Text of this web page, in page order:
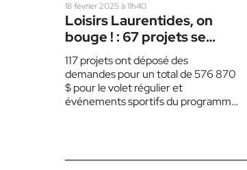
18 février 2025 à 11h40
Loisirs Laurentides, on
bouge ! : 67 projets se
partagent 282 435 $
117 projets ont déposé des
demandes pour un total de 576 870
$ pour le volet régulier et
événements sportifs du programme